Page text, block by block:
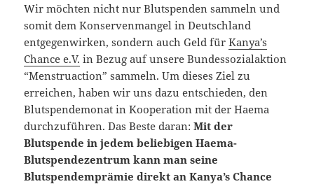
Wir möchten nicht nur Blutspenden sammeln und
somit dem Konservenmangel in Deutschland
entgegenwirken, sondern auch Geld fürKanya’s
Chance e.V. in Bezug auf unsere Bundessozialaktion
“Menstruaction” sammeln. Um dieses Ziel zu
erreichen, haben wir uns dazu entschieden, den
Blutspendemonat in Kooperation mit der Haema
durchzuführen. Das Beste daran:Mit der
Blutspende in jedem beliebigen Haema-
Blutspendezentrum kann man seine
Blutspendemprämie direkt an Kanya’s Chance